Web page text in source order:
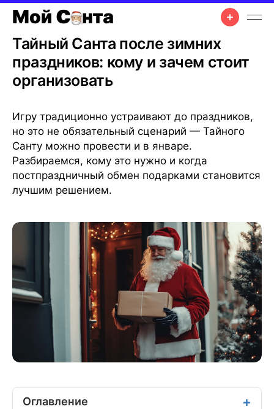
19 янв. 2026 г. • 4 мин чтения
Тайный Санта после зимних
праздников: кому и зачем стоит
организовать
Игру традиционно устраивают до праздников,
но это не обязательный сценарий — Тайного
Санту можно провести и в январе.
Разбираемся, кому это нужно и когда
постпраздничный обмен подарками становится
лучшим решением.
Оглавление